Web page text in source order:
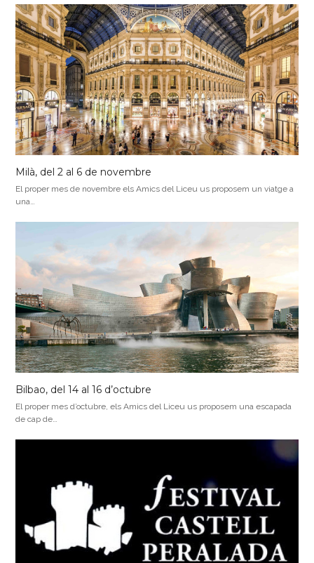
Milà, del 2 al 6 de novembre
El proper mes de novembre els Amics del Liceu us proposem un viatge a
una…
Bilbao, del 14 al 16 d’octubre
El proper mes d’octubre, els Amics del Liceu us proposem una escapada
de cap de…